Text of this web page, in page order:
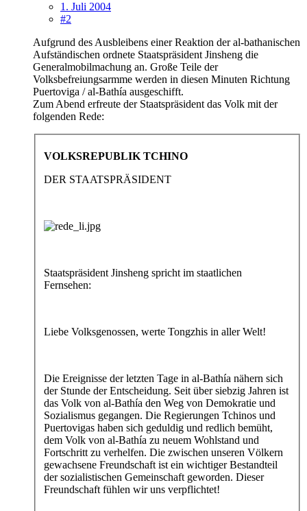
1. Juli 2004
#2
Aufgrund des Ausbleibens einer Reaktion der al-bathanischen
Aufständischen ordnete Staatspräsident Jinsheng die
Generalmobilmachung an. Große Teile der
Volksbefreiungsarmme werden in diesen Minuten Richtung
Puertoviga / al-Bathía ausgeschifft.
Zum Abend erfreute der Staatspräsident das Volk mit der
folgenden Rede:
VOLKSREPUBLIK TCHINO
DER STAATSPRÄSIDENT
Staatspräsident Jinsheng spricht im staatlichen
Fernsehen:
Liebe Volksgenossen, werte Tongzhis in aller Welt!
Die Ereignisse der letzten Tage in al-Bathía nähern sich
der Stunde der Entscheidung. Seit über siebzig Jahren ist
das Volk von al-Bathía den Weg von Demokratie und
Sozialismus gegangen. Die Regierungen Tchinos und
Puertovigas haben sich geduldig und redlich bemüht,
dem Volk von al-Bathía zu neuem Wohlstand und
Fortschritt zu verhelfen. Die zwischen unseren Völkern
gewachsene Freundschaft ist ein wichtiger Bestandteil
der sozialistischen Gemeinschaft geworden. Dieser
Freundschaft fühlen wir uns verpflichtet!